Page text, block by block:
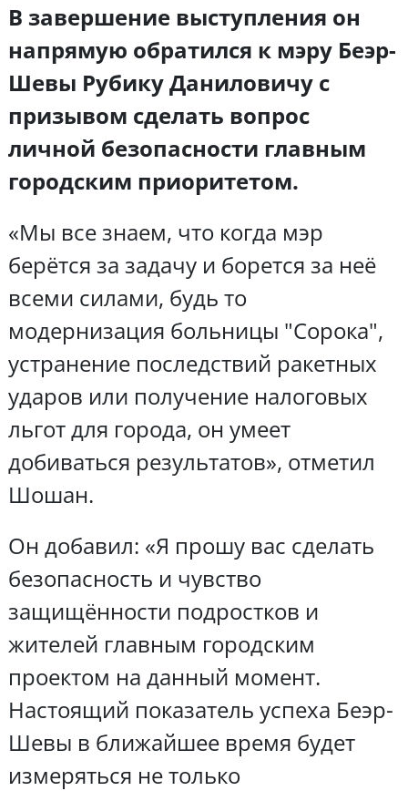
В завершение выступления он
напрямую обратился к мэру Беэр-
Шевы Рубику Даниловичу с
призывом сделать вопрос
личной безопасности главным
городским приоритетом.
«Мы все знаем, что когда мэр
берётся за задачу и борется за неё
всеми силами, будь то
модернизация больницы "Сорока",
устранение последствий ракетных
ударов или получение налоговых
льгот для города, он умеет
добиваться результатов», отметил
Шошан.
Он добавил: «Я прошу вас сделать
безопасность и чувство
защищённости подростков и
жителей главным городским
проектом на данный момент.
Настоящий показатель успеха Беэр-
Шевы в ближайшее время будет
измеряться не только